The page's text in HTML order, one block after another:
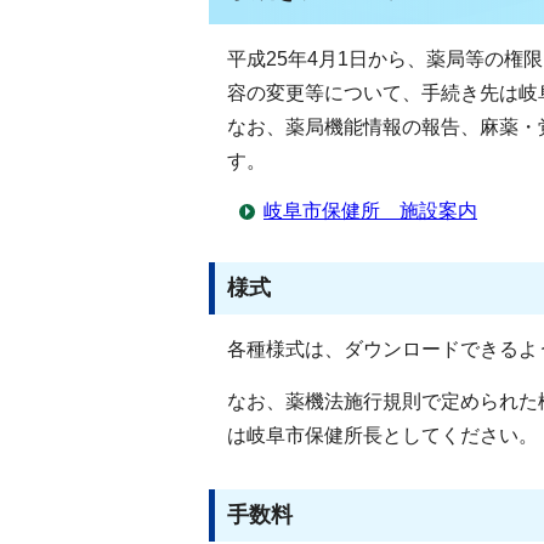
平成25年4月1日から、薬局等の権
容の変更等について、手続き先は
なお、薬局機能情報の報告、麻薬
す。
岐阜市保健所 施設案内
様式
各種様式は、ダウンロードできる
なお、薬機法施行規則で定められ
は岐阜市保健所長としてください。
手数料